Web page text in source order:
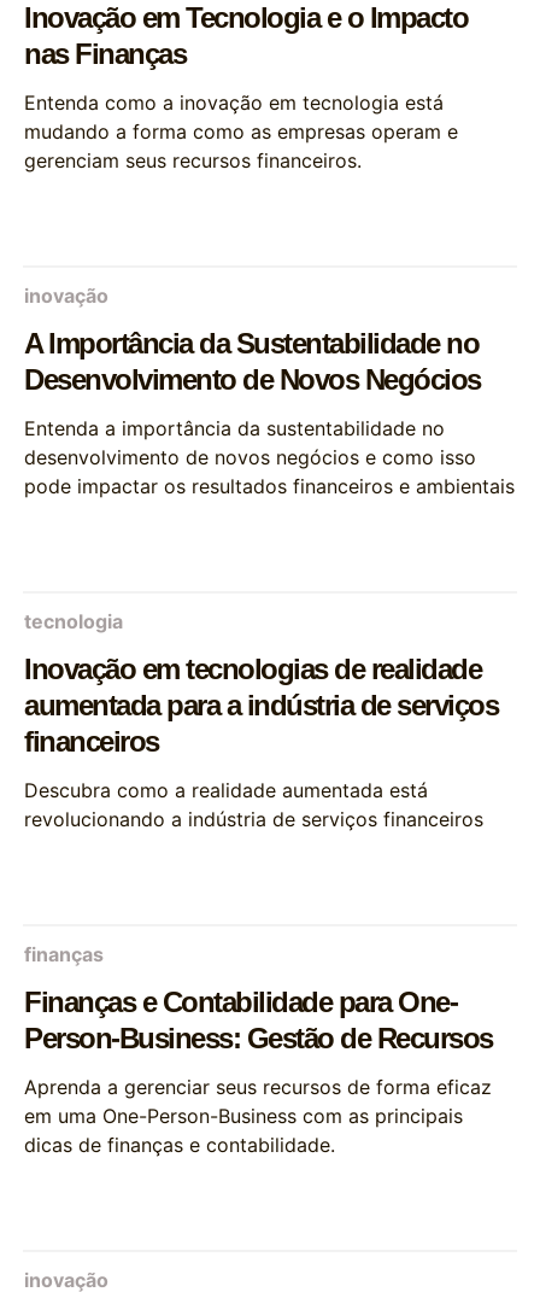
Inovação em Tecnologia e o Impacto
nas Finanças
Entenda como a inovação em tecnologia está
mudando a forma como as empresas operam e
gerenciam seus recursos financeiros.
inovação
A Importância da Sustentabilidade no
Desenvolvimento de Novos Negócios
Entenda a importância da sustentabilidade no
desenvolvimento de novos negócios e como isso
pode impactar os resultados financeiros e ambientais
tecnologia
Inovação em tecnologias de realidade
aumentada para a indústria de serviços
financeiros
Descubra como a realidade aumentada está
revolucionando a indústria de serviços financeiros
finanças
Finanças e Contabilidade para One-
Person-Business: Gestão de Recursos
Aprenda a gerenciar seus recursos de forma eficaz
em uma One-Person-Business com as principais
dicas de finanças e contabilidade.
inovação